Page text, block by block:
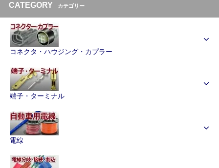
CATEGORY カテゴリー
コネクタ・ハウジング・カプラー
端子・ターミナル
電線